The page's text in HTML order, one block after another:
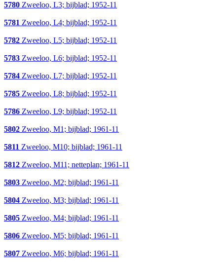
5780 Zweeloo, L3; bijblad; 1952-11
5781 Zweeloo, L4; bijblad; 1952-11
5782 Zweeloo, L5; bijblad; 1952-11
5783 Zweeloo, L6; bijblad; 1952-11
5784 Zweeloo, L7; bijblad; 1952-11
5785 Zweeloo, L8; bijblad; 1952-11
5786 Zweeloo, L9; bijblad; 1952-11
5802 Zweeloo, M1; bijblad; 1961-11
5811 Zweeloo, M10; bijblad; 1961-11
5812 Zweeloo, M11; netteplan; 1961-11
5803 Zweeloo, M2; bijblad; 1961-11
5804 Zweeloo, M3; bijblad; 1961-11
5805 Zweeloo, M4; bijblad; 1961-11
5806 Zweeloo, M5; bijblad; 1961-11
5807 Zweeloo, M6; bijblad; 1961-11